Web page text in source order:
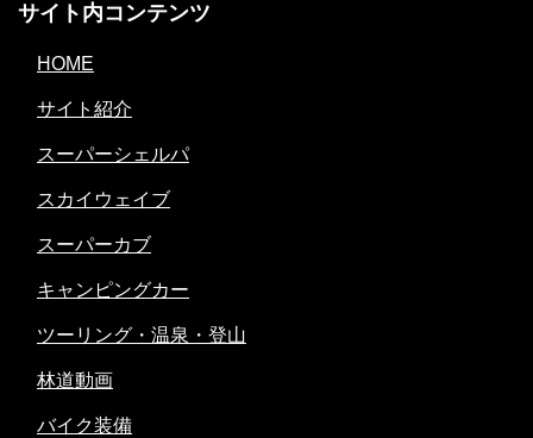
サイト内コンテンツ
HOME
サイト紹介
スーパーシェルパ
スカイウェイブ
スーパーカブ
キャンピングカー
ツーリング・温泉・登山
林道動画
バイク装備